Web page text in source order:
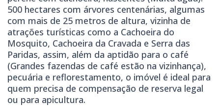
500 hectares com árvores centenárias, algumas
com mais de 25 metros de altura, vizinha de
atrações turísticas como a Cachoeira do
Mosquito, Cachoeira da Cravada e Serra das
Paridas, assim, além da aptidão para o café
(Grandes fazendas de café estão na vizinhança),
pecuária e reflorestamento, o imóvel é ideal para
quem precisa de compensação de reserva legal
ou para apicultura.